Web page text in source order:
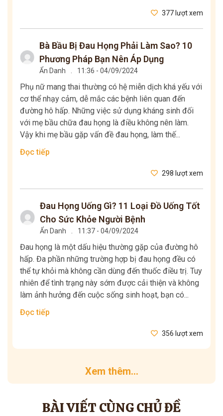
377 lượt xem
Bà Bầu Bị Đau Họng Phải Làm Sao? 10
Phương Pháp Bạn Nên Áp Dụng
Ẩn Danh 11:36 - 04/09/2024
Phụ nữ mang thai thường có hệ miễn dịch khá yếu với
cơ thể nhạy cảm, dễ mắc các bệnh liên quan đến
đường hô hấp. Những việc sử dụng kháng sinh đối
với mẹ bầu chữa đau họng là điều không nên làm.
Vậy khi mẹ bầu gặp vấn đề đau họng, làm thế...
Đọc tiếp
298 lượt xem
Đau Họng Uống Gì? 11 Loại Đồ Uống Tốt
Cho Sức Khỏe Người Bệnh
Ẩn Danh 11:37 - 04/09/2024
Đau họng là một dấu hiệu thường gặp của đường hô
hấp. Đa phần những trường hợp bị đau họng đều có
thể tự khỏi mà không cần dùng đến thuốc điều trị. Tuy
nhiên để tình trạng này sớm được cải thiện và không
làm ảnh hưởng đến cuộc sống sinh hoạt, bạn có...
Đọc tiếp
356 lượt xem
Xem thêm...
BÀI VIẾT CÙNG CHỦ ĐỀ